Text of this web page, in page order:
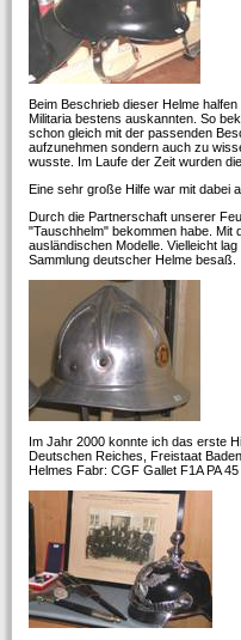
Beim Beschrieb dieser Helme
Militaria bestens auskannten. So
schon gleich mit der passenden
aufzunehmen sondern auch zu
wusste. Im Laufe der Zeit wurden
Eine sehr große Hilfe war mit dabei
Durch die Partnerschaft unserer
"Tauschhelm" bekommen habe. Mit
ausländischen Modelle. Vielleicht
Sammlung deutscher Helme besaß.
Im Jahr 2000 konnte ich das erste
Deutschen Reiches, Freistaat
Helmes Fabr: CGF Gallet F1A PA